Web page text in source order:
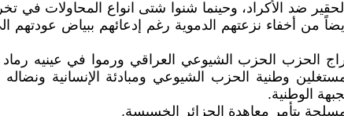
الحزب الحزب الشيوعي العراقي ورموا في عينيه رماد
وطنية الحزب الشيوعي ومبادئة الإنسانية ونضاله
الوطنية.
بتأمر معاهدة الجزائر الخسيسة.